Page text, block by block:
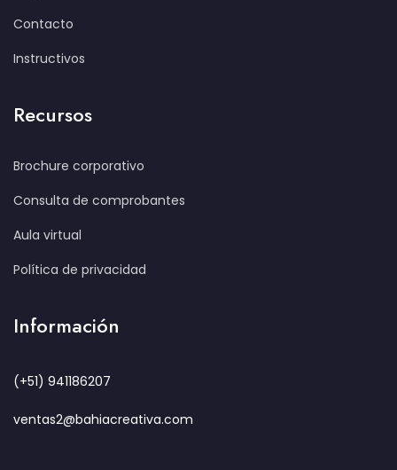
Contacto
Instructivos
Recursos
Brochure corporativo
Consulta de comprobantes
Aula virtual
Política de privacidad
Información
(+51) 941186207
ventas2@bahiacreativa.com